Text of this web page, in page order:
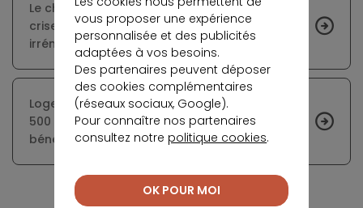
Le changement de mode de vie apporté par la
crise sanitaire ne bouleverserait pas de façon
irrémédiable le secteur immobilier
Logement : les salariés touchant moins de 1
500 euros par mois pourront désormais
bénéficier de la garantie Visale
vous proposer une expérience
personnalisée et des publicités
adaptées à vos besoins.
Des partenaires peuvent déposer
des cookies complémentaires
(réseaux sociaux, Google).
Pour connaître nos partenaires
consultez notre politique cookies.
OK POUR MOI